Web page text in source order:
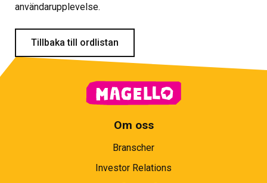
användarupplevelse.
Tillbaka till ordlistan
Om oss
Branscher
Investor Relations